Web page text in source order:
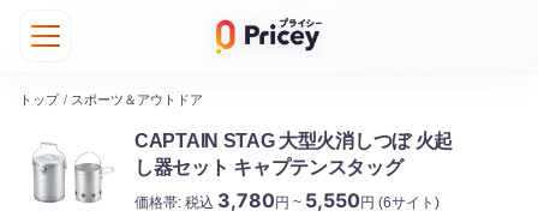
トップ / スポーツ＆アウトドア
CAPTAIN STAG 大型火消しつぼ 火起
し器セット キャプテンスタッグ
価格帯: 税込 3,780円 ~ 5,550円 (6サイト)